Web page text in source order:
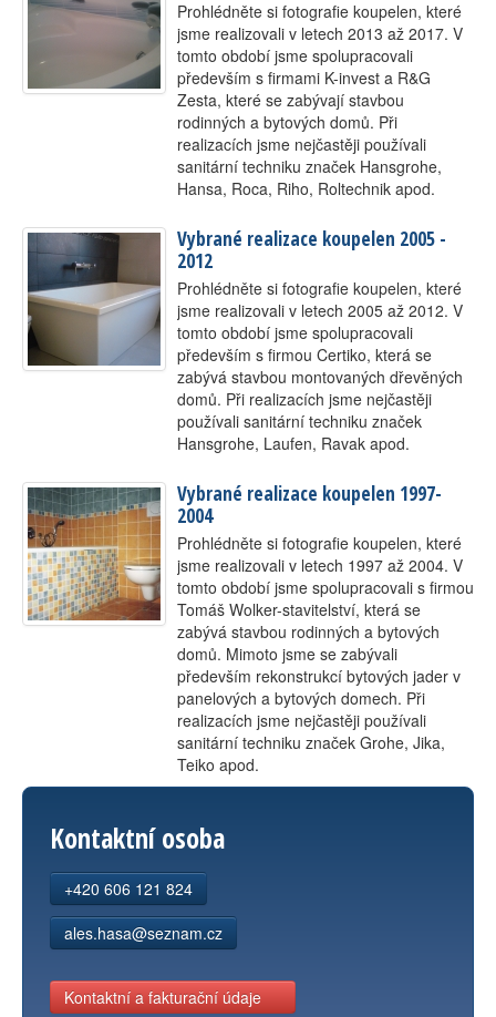
Kontakt
Prohlédněte si fotografie koupelen, které
jsme realizovali v letech 2013 až 2017. V
tomto období jsme spolupracovali
především s firmami K-invest a R&G
Zesta, které se zabývají stavbou
rodinných a bytových domů. Při
realizacích jsme nejčastěji používali
sanitární techniku značek Hansgrohe,
Hansa, Roca, Riho, Roltechnik apod.
Vybrané realizace koupelen 2005 -
2012
Prohlédněte si fotografie koupelen, které
jsme realizovali v letech 2005 až 2012. V
tomto období jsme spolupracovali
především s firmou Certiko, která se
zabývá stavbou montovaných dřevěných
domů. Při realizacích jsme nejčastěji
používali sanitární techniku značek
Hansgrohe, Laufen, Ravak apod.
Vybrané realizace koupelen 1997-
2004
Prohlédněte si fotografie koupelen, které
jsme realizovali v letech 1997 až 2004. V
tomto období jsme spolupracovali s firmou
Tomáš Wolker-stavitelství, která se
zabývá stavbou rodinných a bytových
domů. Mimoto jsme se zabývali
především rekonstrukcí bytových jader v
panelových a bytových domech. Při
realizacích jsme nejčastěji používali
sanitární techniku značek Grohe, Jika,
Teiko apod.
Kontaktní osoba
+420 606 121 824
ales.hasa@seznam.cz
Kontaktní a fakturační údaje